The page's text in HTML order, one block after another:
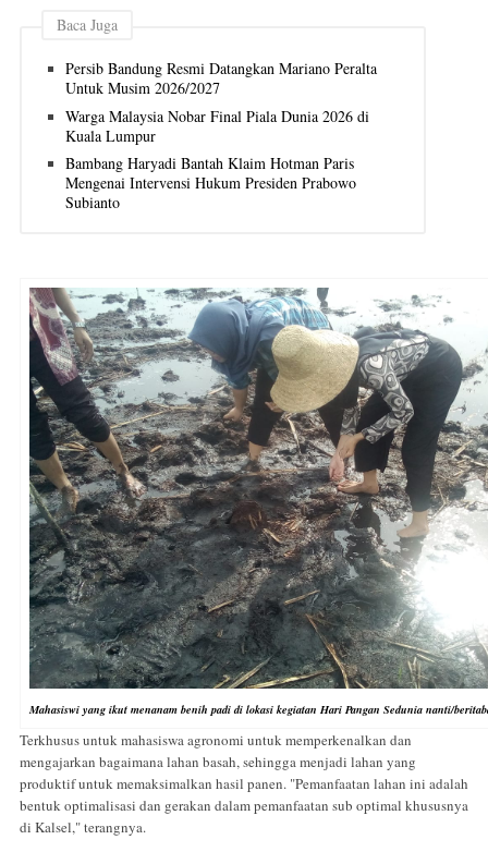
Baca Juga
Persib Bandung Resmi Datangkan Mariano Peralta
Untuk Musim 2026/2027
Warga Malaysia Nobar Final Piala Dunia 2026 di
Kuala Lumpur
Bambang Haryadi Bantah Klaim Hotman Paris
Mengenai Intervensi Hukum Presiden Prabowo
Subianto
Mahasiswi yang ikut menanam benih padi di lokasi kegiatan Hari Pangan Sedunia nanti/
Terkhusus untuk mahasiswa agronomi untuk memperkenalkan dan
mengajarkan bagaimana lahan basah, sehingga menjadi lahan yang
produktif untuk memaksimalkan hasil panen. "Pemanfaatan lahan ini adalah
bentuk optimalisasi dan gerakan dalam pemanfaatan sub optimal khususnya
di Kalsel," terangnya.